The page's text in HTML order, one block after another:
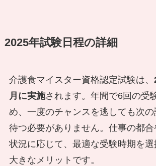
2025年試験日程の詳細
介護食マイスター資格認定試験は、
月に実施されます。年間で6回の受
め、一度のチャンスを逃しても次の
待つ必要がありません。仕事の都
状況に応じて、最適な受験時期を
大きなメリットです。